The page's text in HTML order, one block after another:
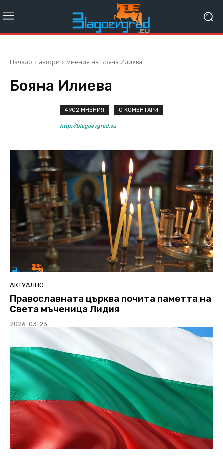
Начало автори мнения на Бояна Илиева
Бояна Илиева
4902 МНЕНИЯ 0 КОМЕНТАРИ
http://blagoevgrad.eu
АКТУАЛНО
Православната църква почита паметта на
Света мъченица Лидия
2026-03-23